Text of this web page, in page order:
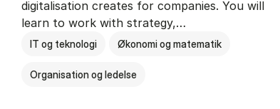
digitalisation creates for companies. You will
learn to work with strategy,…
IT og teknologi Økonomi og matematik
Organisation og ledelse